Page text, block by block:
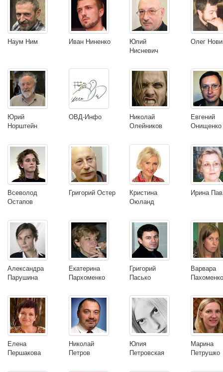
Наум Ним Иван Ниненко
Юлий
Нисневич
Олег
Юрий
Норштейн
ОВД-Инфо
Николай
Олейников
Евгений
Онищенко
Всеволод
Остапов
Григорий Остер
Кристина
Оюланд
Ирина
Александра
Парушина
Екатерина
Пархоменко
Григорий
Пасько
Варвара
Елена
Першакова
Николай
Петров
Юлия
Петровская
Марина
Петрушко